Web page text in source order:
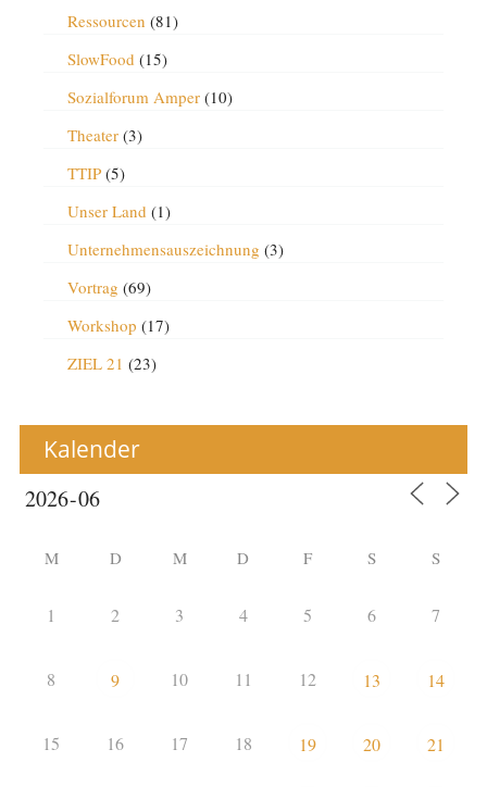
Ressourcen (81)
SlowFood (15)
Sozialforum Amper(10)
Theater(3)
TTIP(5)
Unser Land (1)
Unternehmensauszeichnung (3)
Vortrag (69)
Workshop (17)
ZIEL 21 (23)
Kalender
M D M D F S S
1 2 3 4 5 6 7
8 9 10 11 12 13 14
15 16 17 18 19 20 21